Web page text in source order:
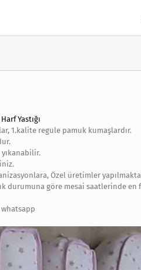
Harf Yastığı
1.kalite regule pamuk kumaşlardır.
yıkanabilir.
Özel üretimler
göre mesai saatlerinde en
whatsapp